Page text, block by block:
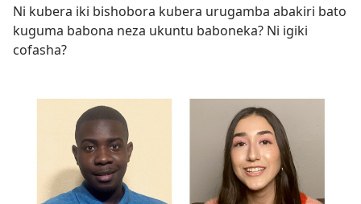
Ni kubera iki bishobora kubera urugamba abakiri bato
kuguma babona neza ukuntu baboneka? Ni igiki
cofasha?